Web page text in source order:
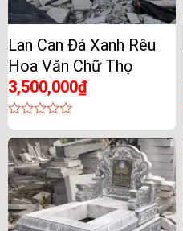
Lan Can Đá Xanh Rêu
Hoa Văn Chữ Thọ
3,500,000₫
0
out
of
5